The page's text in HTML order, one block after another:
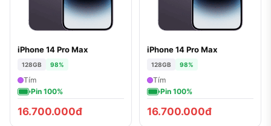
iPhone 14 Pro Max
128GB 98%
Tím
Pin 100%
16.700.000đ
iPhone 14 Pro Max
128GB 98%
Tím
Pin 100%
16.700.000đ